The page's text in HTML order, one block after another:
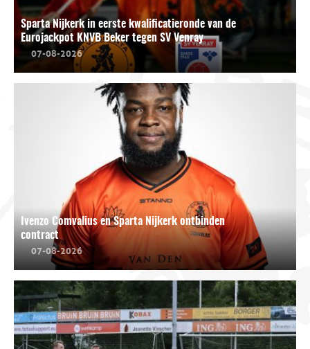
Sparta Nijkerk in eerste kwalificatieronde van de
Eurojackpot KNVB Beker tegen SV Venray
07-08-2026
Ivenzo Comvalius en Sparta Nijkerk ontbinden
contract
07-08-2026